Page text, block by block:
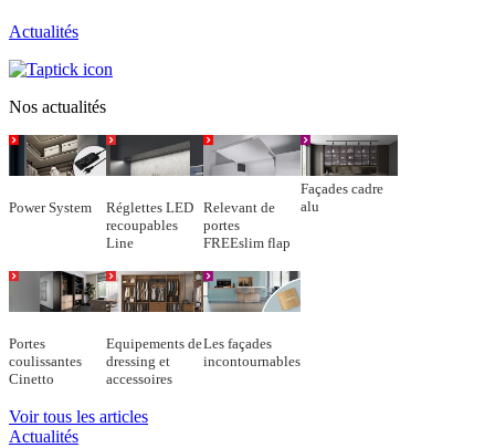
Actualités
Nos actualités
Power System
Réglettes LED
recoupables
Line
Relevant de
portes
FREEslim flap
Façades cadre
alu
Portes
coulissantes
Cinetto
Equipements de
dressing et
accessoires
Les façades
incontournables
Voir tous les articles
Actualités